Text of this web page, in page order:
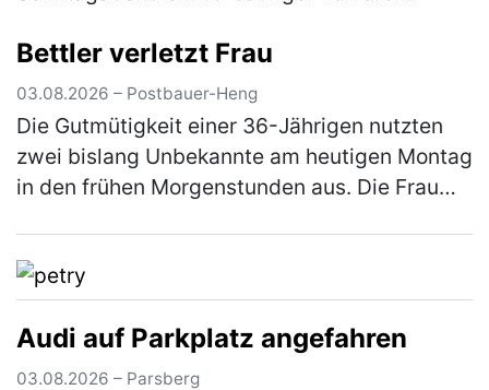
vorangegangenem Streit prügelten die
Männ…(mehr)
Bettler verletzt Frau
03.08.2026 – Postbauer-Heng
Die Gutmütigkeit einer 36-Jährigen nutzten
zwei bislang Unbekannte am heutigen Montag
in den frühen Morgenstunden aus. Die Frau
Audi auf Parkplatz angefahren
03.08.2026 – Parsberg